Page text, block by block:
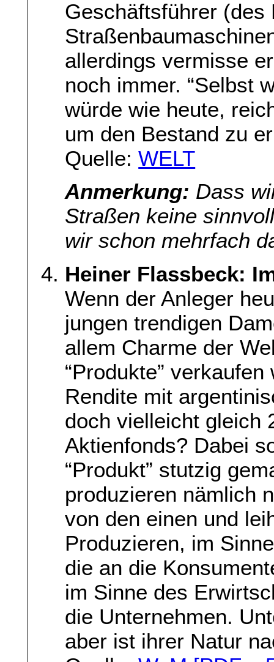
Geschäftsführer (des
allerdings vermisse
noch immer. “Selbst
würde wie heute,
um den Bestand zu
Quelle:WELT
Anmerkung: Dass
Straßen keine
wir schon mehrfach
Heiner Flassbeck:
Wenn der Anleger
jungen trendigen
allem Charme der
“Produkte”
Rendite mit
doch vielleicht gleich
Aktienfonds? Dabei
“Produkt” stutzig
produzieren nämlich
von den einen und
Produzieren, im
die an die
im Sinne des
die Unternehmen.
aber ist ihrer Natur